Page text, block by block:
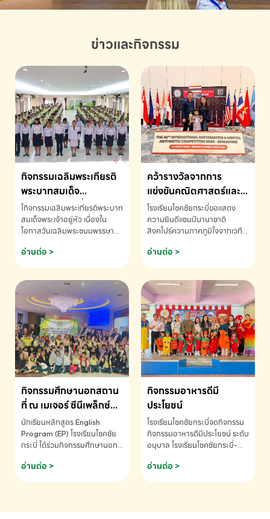
ข่าวและกิจกรรม
กิจกรรมเฉลิมพระเกียรติ
พระบาทสมเด็จ
พระเจ้าอยู่หัว เนื่องใน
โอกาสวันเฉลิม
พระชนมพรรษา
โกิจกรรมเฉลิมพระเกียรติพระบาท
สมเด็จพระเจ้าอยู่หัว เนื่องใน
โอกาสวันเฉลิมพระชนมพรรษา
ข้อมูลเพิ่มเติม โทร. 075-691910
อ่านต่อ >
คว้ารางวัลจากการ
แข่งขันคณิตศาสตร์และ
คณิตคิดเร็วนานาชาติ
ครั้งที่ 46 ประจำปี 2569
ณ ประเทศสิงคโปร์
โรงเรียนโชคชัยกระบี่ขอแสดง
ความยินดีแชมป์นานาชาติ
สิงคโปร์ความภาคภูมิใจจากเวที
ด.ช.พัทธนันท์ พรหมพันธ์ ชั้น
อนุบาล EP K3 โรงเรียนโชคชัย
แข่งขันคณิตศาสตร์และคณิตคิด
เร็วนานาชาติ ครั้งที่ 46 ประจำปี
2569 ณ ประเทศสิงคโปร์
INTERNATIONAL
MATHEMATICS AND
MENTAL ARITHMETIC
COMPETITION 2026 - ถ้วย
รางวัลรองชนะเลิศอันดับที่ 2
Mental Arithmetic
Competition K2 - ถ้วยรางวัล
รองชนะเลิศอันดับที่ 2 Mental
K2(Grop) โรงเรียนโชคชัยกระบี่-
สอบถามข้อมูลเพิ่มเติม โทร.
075-691910
อ่านต่อ >
กิจกรรมศึกษานอกสถาน
ที่ ณ เมเจอร์ ซีนีเพล็กซ์
ระดับประถมศึกษา (EP.1-
6)
นักเรียนหลักสูตร English
Program (EP) โรงเรียนโชคชัย
กระบี่ ได้ร่วมกิจกรรมศึกษานอก
ชมภาพยนตร์ Toy Story 5
(Soundtrack)เพื่อเสริมทักษะ
ภาษา ผ่านประสบการณ์การเรียนรู้
อ่านต่อ >
กิจกรรมอาหารดีมี
ประโยชน์
โรงเรียนโชคชัยกระบี่จดกิจกรรม
กิจกรรมอาหารดีมีประโยชน์ ระดับ
อนุบาล โรงเรียนโชคชัยกระบี่-
075-691910
อ่านต่อ >